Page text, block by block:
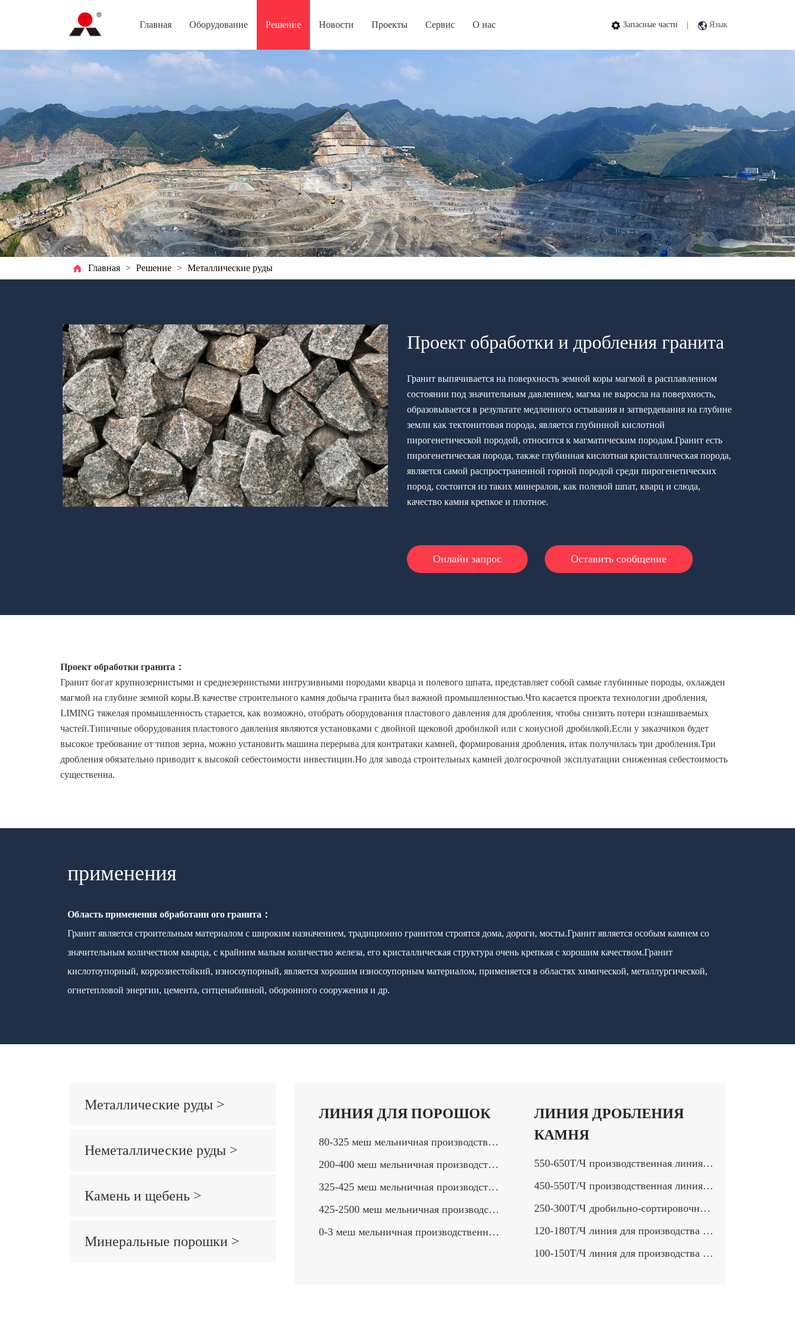
Главная Оборудование Решение Новости Проекты Сервис О нас Запасные части Язык
Главная > Решение > Металлические руды
Проект обработки и дробления гранита
Гранит выпячивается на поверхность земной коры магмой в расплавленном
состоянии под значительным давлением, магма не выросла на поверхность,
образовывается в результате медленного остывания и затвердевания на глубине
земли как тектонитовая порода, является глубинной кислотной
пирогенетической породой, относится к магматическим породам.Гранит есть
пирогенетическая порода, также глубинная кислотная кристаллическая порода,
является самой распространенной горной породой среди пирогенетических
пород, состоится из таких минералов, как полевой шпат, кварц и слюда,
качество камня крепкое и плотное.
Онлайн запрос Оставить сообщение
Проект обработки гранита：
Гранит богат крупнозернистыми и среднезернистыми интрузивными породами кварца и полевого шпата, представляет собой самые глубинные породы, охлажден
магмой на глубине земной коры.В качестве строительного камня добыча гранита был важной промышленностью.Что касается проекта технологии дробления,
LIMING тяжелая промышленность старается, как возможно, отобрать оборудования пластового давления для дробления, чтобы снизить потери изнашиваемых
частей.Типичные оборудования пластового давления являются установками с двойной щековой дробилкой или с конусной дробилкой.Если у заказчиков будет
высокое требование от типов зерна, можно установить машина перерыва для контратаки камней, формирования дробления, итак получилась три дробления.Три
дробления обязательно приводит к высокой себестоимости инвестиции.Но для завода строительных камней долгосрочной эксплуатации сниженная себестоимость
существенна.
применения
Область применения обработанн ого гранита：
Гранит является строительным материалом с широким назначением, традиционно гранитом строятся дома, дороги, мосты.Гранит является особым камнем со
значительным количеством кварца, с крайним малым количество железа, его кристаллическая структура очень крепкая с хорошим качеством.Гранит
кислотоупорный, коррозиестойкий, износоупорный, является хорошим износоупорным материалом, применяется в областях химической, металлургической,
огнетепловой энергии, цемента, ситценабивной, оборонного сооружения и др.
Металлические руды >
Неметаллические руды >
Камень и щебень >
Минеральные порошки >
ЛИНИЯ ДЛЯ ПОРОШОК
80-325 меш мельничная производственная линия >
200-400 меш мельничная производственная линия >
325-425 меш мельничная производственная линия >
425-2500 меш мельничная производственная линия >
0-3 меш мельничная производственная линия >
ЛИНИЯ ДРОБЛЕНИЯ
КАМНЯ
550-650Т/Ч производственная линия для обработки камня>
450-550Т/Ч производственная линия для обработки твердого камня>
250-300Т/Ч дробильно-сортировочный комплекс>
120-180Т/Ч линия для производства твёрдого камени>
100-150Т/Ч линия для производства песка и щебня>